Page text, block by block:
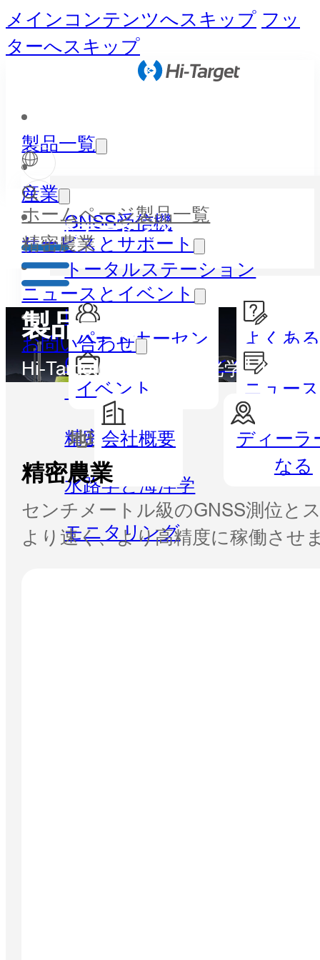
メインコンテンツへスキップ フッ
ターへスキップ
製品一覧
GNSS受信機
トータルステーション
LiDAR
GISハンドヘルドとタブレッ
ト
精密農業
水路学と海洋学
モニタリング
産業
地理空間 水路
サービスとサポート
パートナーセン
ター
よくあ
ニュースとイベント
イベント ニュース
お問い合わせ
会社概要
ディーラ
なる
パートナーセンター
ホームページ製品一覧
精密農業
製品一覧
Hi-Targetは、GNSS、光学、
精密農業
センチメートル級のGNSS測位と
より速く、より高精度に稼働させ